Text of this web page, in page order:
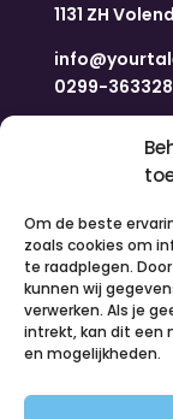
Om de beste
zoals cookies om
te raadplegen.
kunnen wij
verwerken. Als je
intrekt, kan dit een
en mogelijkheden.
1131 ZH
0299-363328
Home
Nieuws
Over ons
Contact
Inloggen
Vacatures
Organiseer